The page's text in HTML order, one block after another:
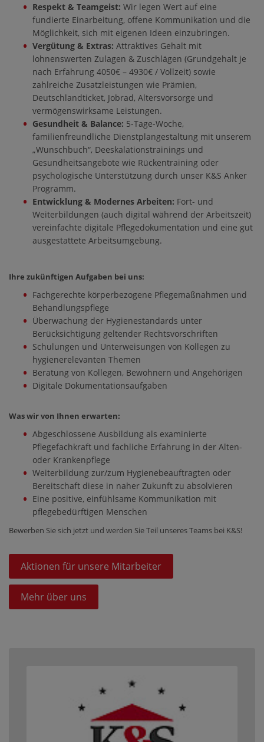
Respekt & Teamgeist: Wir legen Wert auf eine
fundierte Einarbeitung, offene Kommunikation und die
Möglichkeit, sich mit eigenen Ideen einzubringen.
Vergütung & Extras: Attraktives Gehalt mit
lohnenswerten Zulagen & Zuschlägen (Grundgehalt je
nach Erfahrung 4050€ – 4930€ / Vollzeit) sowie
zahlreiche Zusatzleistungen wie Prämien,
Deutschlandticket, Jobrad, Altersvorsorge und
vermögenswirksame Leistungen.
Gesundheit & Balance: 5-Tage-Woche,
familienfreundliche Dienstplangestaltung mit unserem
„Wunschbuch“, Deeskalationstrainings und
Gesundheitsangebote wie Rückentraining oder
psychologische Unterstützung durch unser K&S Anker
Programm.
Entwicklung & Modernes Arbeiten: Fort- und
Weiterbildungen (auch digital während der Arbeitszeit)
vereinfachte digitale Pflegedokumentation und eine gut
ausgestattete Arbeitsumgebung.
Ihre zukünftigen Aufgaben bei uns:
Fachgerechte körperbezogene Pflegemaßnahmen und
Behandlungspflege
Überwachung der Hygienestandards unter
Berücksichtigung geltender Rechtsvorschriften
Schulungen und Unterweisungen von Kollegen zu
hygienerelevanten Themen
Beratung von Kollegen, Bewohnern und Angehörigen
Digitale Dokumentationsaufgaben
Was wir von Ihnen erwarten:
Abgeschlossene Ausbildung als examinierte
Pflegefachkraft und fachliche Erfahrung in der Alten-
oder Krankenpflege
Weiterbildung zur/zum Hygienebeauftragten oder
Bereitschaft diese in naher Zukunft zu absolvieren
Eine positive, einfühlsame Kommunikation mit
pflegebedürftigen Menschen
Bewerben Sie sich jetzt und werden Sie Teil unseres Teams bei K&S!
Aktionen für unsere Mitarbeiter
Mehr über uns